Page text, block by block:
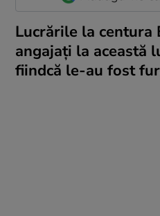
Lucrările la centura
angajați la această
fiindcă le-au fost